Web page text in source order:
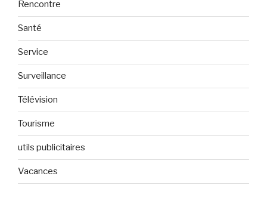
Rencontre
Santé
Service
Surveillance
Télévision
Tourisme
utils publicitaires
Vacances